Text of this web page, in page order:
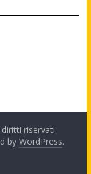
riservati.
by WordPress.